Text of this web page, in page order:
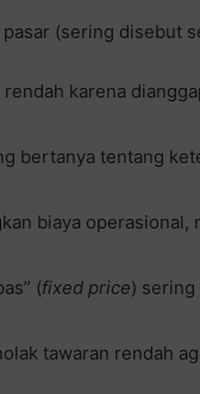
(sering disebut
karena
tentang
biaya
(fixed price) sering
tawaran rendah